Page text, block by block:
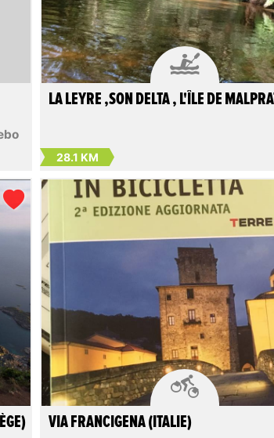

LA LEYRE ,SON DELTA , L'ÎLE DE
28.1 KM

VIA FRANCIGENA (ITALIE)